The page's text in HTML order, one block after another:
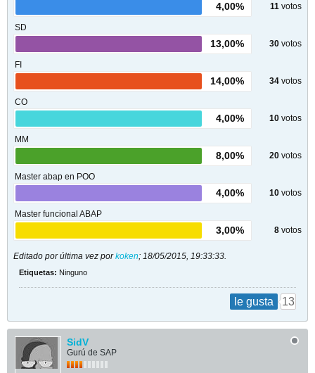
4,00% 11 votos
SD
13,00% 30 votos
FI
14,00% 34 votos
CO
4,00% 10 votos
MM
8,00% 20 votos
Master abap en POO
4,00% 10 votos
Master funcional ABAP
3,00% 8 votos
Editado por última vez porkoken; 18/05/2015, 19:33:33.
Etiquetas: Ninguno
le gusta 13
SidV
Gurú de SAP